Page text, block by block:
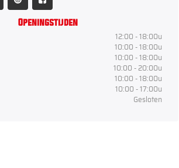
Openingstijden
12:00 - 18:00u
10:00 - 18:00u
10:00 - 18:00u
10:00 - 20:00u
10:00 - 18:00u
10:00 - 17:00u
Gesloten